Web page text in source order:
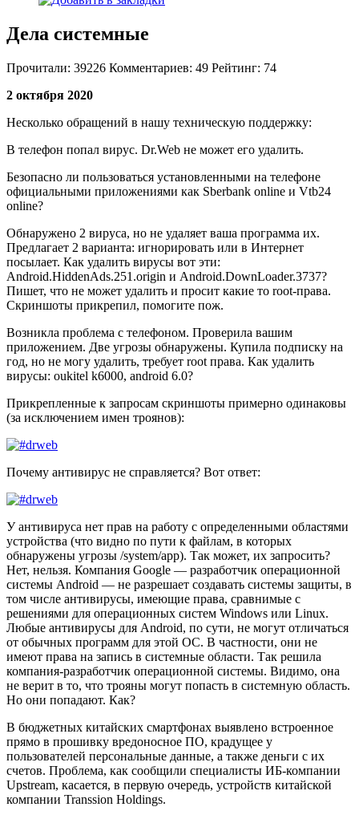
Дела системные
Прочитали: 39226 Комментариев: 49 Рейтинг: 74
2 октября 2020
Несколько обращений в нашу техническую поддержку:
В телефон попал вирус. Dr.Web не может его удалить.
Безопасно ли пользоваться установленными на телефоне
официальными приложениями как Sberbank online и Vtb24
online?
Обнаружено 2 вируса, но не удаляет ваша программа их.
Предлагает 2 варианта: игнорировать или в Интернет
посылает. Как удалить вирусы вот эти:
Android.HiddenAds.251.origin и Android.DownLoader.3737?
Пишет, что не может удалить и просит какие то root-права.
Cкриншоты прикрепил, помогите пож.
Возникла проблема с телефоном. Проверила вашим
приложением. Две угрозы обнаружены. Купила подписку на
год, но не могу удалить, требует root права. Как удалить
вирусы: oukitel k6000, android 6.0?
Прикрепленные к запросам скриншоты примерно одинаковы
(за исключением имен троянов):
Почему антивирус не справляется? Вот ответ:
У антивируса нет прав на работу с определенными областями
устройства (что видно по пути к файлам, в которых
обнаружены угрозы /system/app). Так может, их запросить?
Нет, нельзя. Компания Google — разработчик операционной
системы Android — не разрешает создавать системы защиты, в
том числе антивирусы, имеющие права, сравнимые с
решениями для операционных систем Windows или Linux.
Любые антивирусы для Android, по сути, не могут отличаться
от обычных программ для этой ОС. В частности, они не
имеют права на запись в системные области. Так решила
компания-разработчик операционной системы. Видимо, она
не верит в то, что трояны могут попасть в системную область.
Но они попадают. Как?
В бюджетных китайских смартфонах выявлено встроенное
прямо в прошивку вредоносное ПО, крадущее у
пользователей персональные данные, а также деньги с их
счетов. Проблема, как сообщили специалисты ИБ-компании
Upstream, касается, в первую очередь, устройств китайской
компании Transsion Holdings.